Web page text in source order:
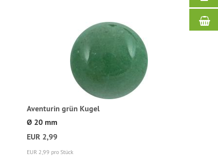
Aventurin grün Kugel
Ø 20 mm
EUR 2,99
EUR 2,99 pro Stück